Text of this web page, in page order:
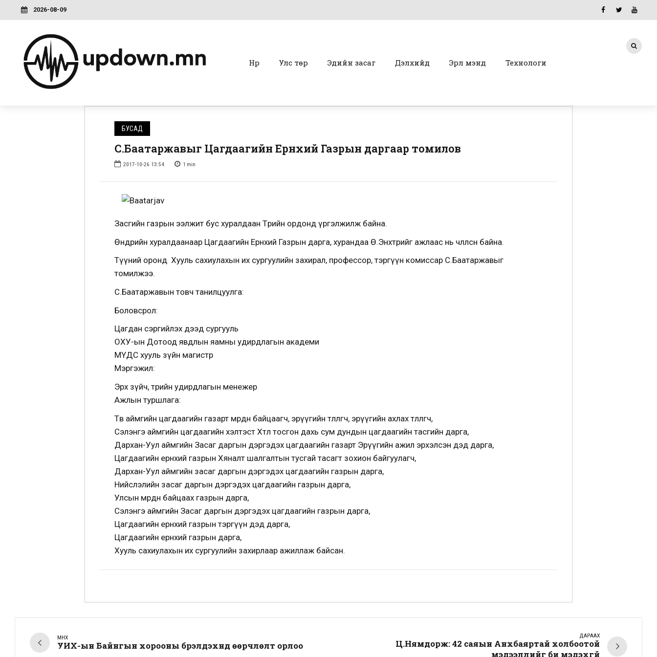
2026-08-09
Нүүр Улс төр Эдийн засаг Дэлхийд Эрүүл мэнд Технологи
БУСАД
С.Баатаржавыг Цагдаагийн Ерөнхий Газрын даргаар томилов
2017-10-26 13:54 1 min
Засгийн газрын ээлжит бус хуралдаан Төрийн ордонд үргэлжилж байна.
Өнөөдрийн хуралдаанаар Цагдаагийн Ерөнхий Газрын дарга, хурандаа Ө.Энхтөрийг ажлаас нь чөлөөлсөн байна.
Түүний оронд Хууль сахиулахын их сургуулийн захирал, профессор, тэргүүн комиссар С.Баатаржавыг
томилжээ.
С.Баатаржавын товч танилцуулга:
Боловсрол:
Цагдан сэргийлэх дээд сургууль
ОХУ-ын Дотоод явдлын яамны удирдлагын академи
МҮДС хууль зүйн магистр
Мэргэжил:
Эрх зүйч, төрийн удирдлагын менежер
Ажлын туршлага:
Төв аймгийн цагдаагийн газарт мөрдөн байцаагч, эрүүгийн төлөөлөгч, эрүүгийн ахлах төлөөлөгч,
Сэлэнгэ аймгийн цагдаагийн хэлтэст Хөтөл тосгон дахь сум дундын цагдаагийн тасгийн дарга,
Дархан-Уул аймгийн Засаг даргын дэргэдэх цагдаагийн газарт Эрүүгийн ажил эрхэлсэн дэд дарга,
Цагдаагийн ерөнхий газрын Хяналт шалгалтын тусгай тасагт зохион байгуулагч,
Дархан-Уул аймгийн засаг даргын дэргэдэх цагдаагийн газрын дарга,
Нийслэлийн засаг даргын дэргэдэх цагдаагийн газрын дарга,
Улсын мөрдөн байцаах газрын дарга,
Сэлэнгэ аймгийн Засаг даргын дэргэдэх цагдаагийн газрын дарга,
Цагдаагийн ерөнхий газрын тэргүүн дэд дарга,
Цагдаагийн ерөнхий газрын дарга,
Хууль сахиулахын их сургуулийн захирлаар ажиллаж байсан.
ӨМНӨХ
УИХ-ын Байнгын хорооны бүрэлдэхүүнд өөрчлөлт орлоо
ДАРААХ
Ц.Нямдорж: 42 саяын Анхбаяртай холбоотой
мэдээллийг би мэдэхгүй